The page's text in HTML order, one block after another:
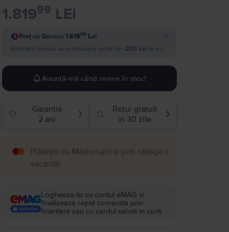
1.81999 LEI
Preț cu Genius: 1.61999Lei
Abonații Genius au o reducere extra de
-200 Lei la acest produs si plătesc
Anunță-mă când revine în stoc!
Garantie
2 ani
❯
Retur gratuit
in 30 zile
❯
Plătește cu Mastercard și poți câștiga o
vacanță!
Logheaza-te cu contul eMAG si
finalizeaza rapid comanda prin
finantare sau cu cardul salvat in cont.